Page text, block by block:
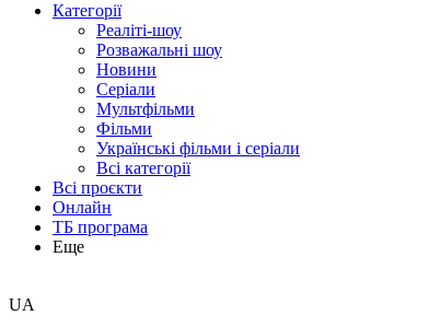
Категорії
Реаліті-шоу
Розважальні шоу
Новини
Серіали
Мультфільми
Фільми
Українські фільми і серіали
Всі категорії
Всі проєкти
Онлайн
ТБ програма
Еще
UA